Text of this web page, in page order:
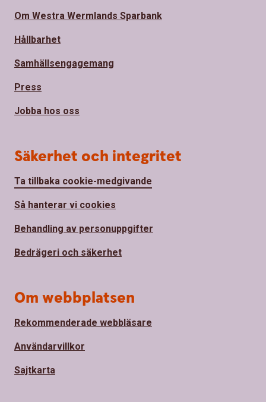
Om Westra Wermlands Sparbank
Hållbarhet
Samhällsengagemang
Press
Jobba hos oss
Säkerhet och integritet
Ta tillbaka cookie-medgivande
Så hanterar vi cookies
Behandling av personuppgifter
Bedrägeri och säkerhet
Om webbplatsen
Rekommenderade webbläsare
Användarvillkor
Sajtkarta